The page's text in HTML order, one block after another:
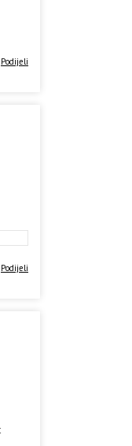
Podijeli
Podijeli